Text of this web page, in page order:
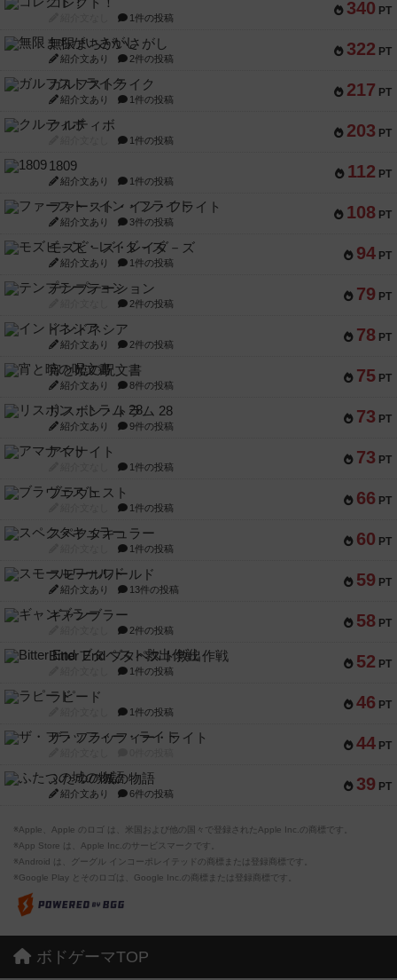
340 PT
1件の投稿
322 PT
無限まちがいさがし
紹介文あり 2件の投稿
217 PT
ガルフストライク
紹介文あり 1件の投稿
203 PT
クルティボ
1件の投稿
112 PT
1809
紹介文あり 1件の投稿
108 PT
ファースト・イン・フライト
紹介文あり 3件の投稿
94 PT
モズビ－ズ・レイダ－ズ
紹介文あり 1件の投稿
79 PT
テンプテーション
2件の投稿
78 PT
インドネシア
紹介文あり 2件の投稿
75 PT
宵と暁の呪文書
紹介文あり 8件の投稿
73 PT
リスボン・トラム 28
紹介文あり 9件の投稿
73 PT
アマナイト
1件の投稿
66 PT
ブラヴェスト
1件の投稿
60 PT
スペクタキュラー
1件の投稿
59 PT
スモールワールド
紹介文あり 13件の投稿
58 PT
ギャンブラー
2件の投稿
52 PT
Bitter End ブタペスト救出作戦
1件の投稿
46 PT
ラピード
1件の投稿
44 PT
ザ・フラッフィー・ライト
39 PT
ふたつの城の物語
紹介文あり 6件の投稿
※Apple、Apple のロゴ は、米国および他の国々で登録されたApple Inc.の商標です。
※App Store は、Apple Inc.のサービスマークです。
※Android は、グーグル インコーポレイテッドの商標または登録商標です。
※Google Play とそのロゴは、Google Inc.の商標または登録商標です。
ボドゲーマTOP